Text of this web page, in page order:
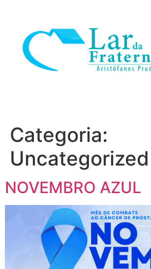
Categoria:
Uncategorized
NOVEMBRO AZUL